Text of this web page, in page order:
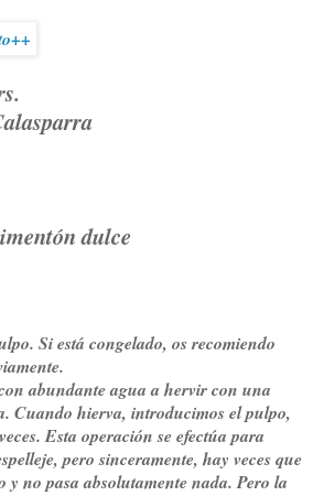
dulce
Si está congelado, os recomiendo
abundante agua a hervir con una
Cuando hierva, introducimos el pulpo,
Esta operación se efectúa para
pero sinceramente, hay veces que
y no pasa absolutamente nada. Pero la